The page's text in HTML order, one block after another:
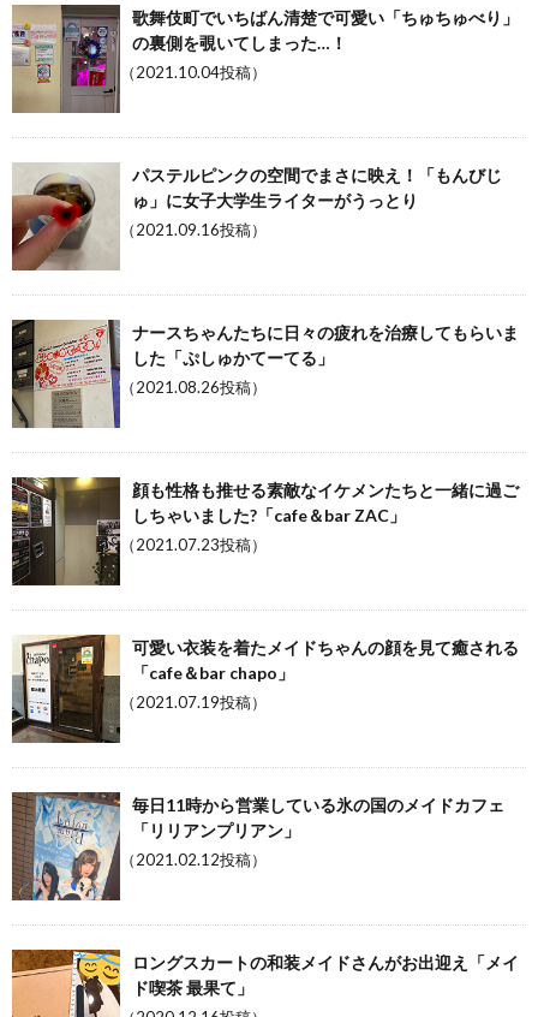
歌舞伎町でいちばん清楚で可愛い「ちゅちゅべり」
の裏側を覗いてしまった…！
（2021.10.04投稿）
パステルピンクの空間でまさに映え！「もんびじ
ゅ」に女子大学生ライターがうっとり
（2021.09.16投稿）
ナースちゃんたちに日々の疲れを治療してもらいま
した「ぷしゅかてーてる」
（2021.08.26投稿）
顔も性格も推せる素敵なイケメンたちと一緒に過ご
しちゃいました?「cafe＆bar ZAC」
（2021.07.23投稿）
可愛い衣装を着たメイドちゃんの顔を見て癒される
「cafe＆bar chapo」
（2021.07.19投稿）
毎日11時から営業している氷の国のメイドカフェ
「リリアンプリアン」
（2021.02.12投稿）
ロングスカートの和装メイドさんがお出迎え「メイ
ド喫茶 最果て」